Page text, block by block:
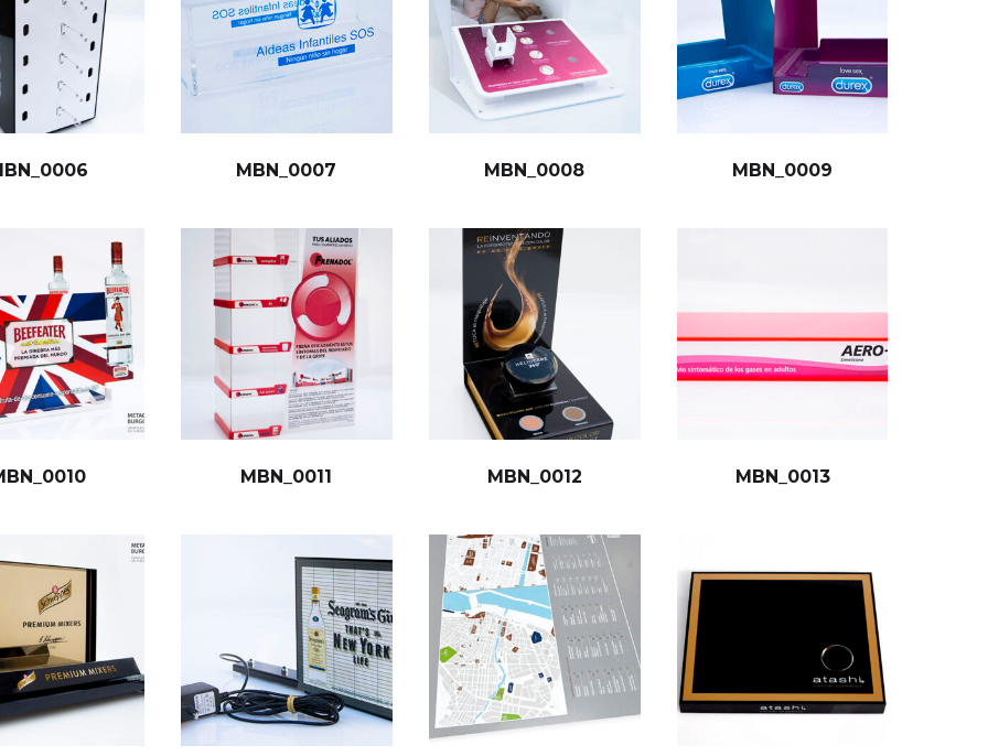
MBN_0007 MBN_0008 MBN_0009
MBN_0011 MBN_0012 MBN_0013